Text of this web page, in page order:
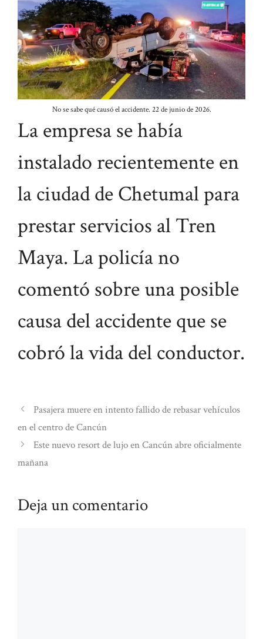
No se sabe qué causó el accidente. 22 de junio de 2026.
La empresa se había
instalado recientemente en
la ciudad de Chetumal para
prestar servicios al Tren
Maya. La policía no
comentó sobre una posible
causa del accidente que se
cobró la vida del conductor.
Pasajera muere en intento fallido de rebasar vehículos
en el centro de Cancún
Este nuevo resort de lujo en Cancún abre oficialmente
mañana
Deja un comentario